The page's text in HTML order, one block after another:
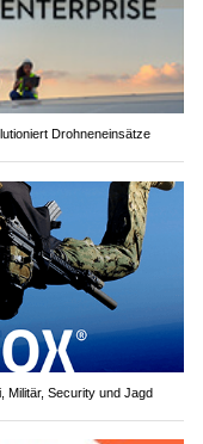
Drohneneinsätze
Militär, Security und Jagd